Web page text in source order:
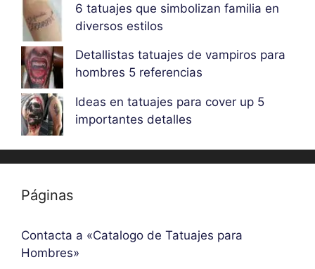
6 tatuajes que simbolizan familia en
diversos estilos
Detallistas tatuajes de vampiros para
hombres 5 referencias
Ideas en tatuajes para cover up 5
importantes detalles
Páginas
Contacta a «Catalogo de Tatuajes para
Hombres»